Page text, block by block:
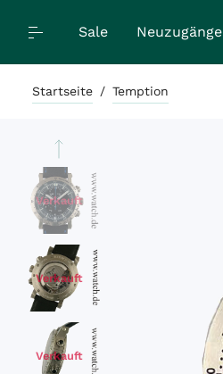
Sale Neuzugänge
Startseite / Temption
Verkauft
Verkauft
Verkauft